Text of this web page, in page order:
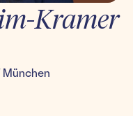
Kramer
München